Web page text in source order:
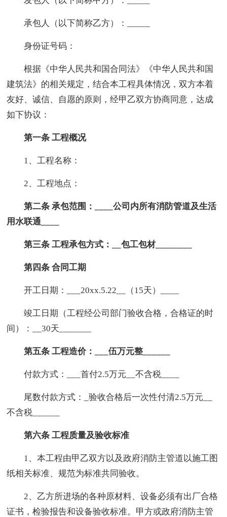
承包人（以下简称乙方）：_____
身份证号码：
根据《中华人民共和国合同法》《中华人民共和国
建筑法》的相关规定，结合本工程具体情况，双方本着
友好、诚信、自愿的原则，经甲乙双方协商同意，达成
如下协议：
第一条 工程概况
1、工程名称：
2、工程地点：
第二条 承包范围：____公司内所有消防管道及生活
用水联通____
第三条 工程承包方式：__包工包材________
第四条 合同工期
开工日期：___20xx.5.22__（15天）____
竣工日期（工程经公司部门验收合格，合格证的时
间）：__30天_______
第五条 工程造价：___伍万元整______
付款方式：___首付2.5万元__不含税____
尾数付款方式：_验收合格后一次性付清2.5万元__
不含税______
第六条 工程质量及验收标准
1、本工程由甲乙双方以及政府消防主管道以施工图
纸相关标准、规范为标准共同验收。
2、乙方所进场的各种原材料、设备必须有出厂合格
证书，检验报告和设备验收标准。甲方或政府消防主管